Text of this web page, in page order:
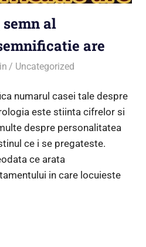
al
are
Uncategorized
numarul casei tale despre
este stiinta cifrelor si
despre personalitatea
ce i se pregateste.
ce arata
in care locuieste